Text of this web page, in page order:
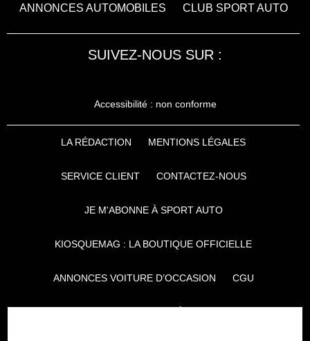
ANNONCES AUTOMOBILES
CLUB SPORT AUTO
SUIVEZ-NOUS SUR :
Accessibilité : non conforme
LA RÉDACTION MENTIONS LÉGALES
SERVICE CLIENT CONTACTEZ-NOUS
JE M'ABONNE À SPORT AUTO
KIOSQUEMAG : LA BOUTIQUE OFFICIELLE
ANNONCES VOITURE D’OCCASION CGU